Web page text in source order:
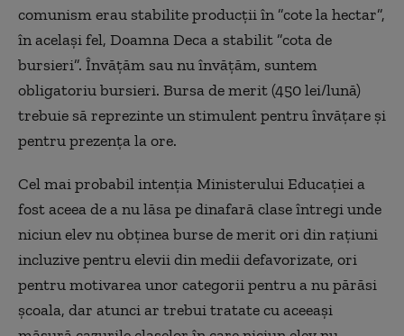
comunism erau stabilite producții în ”cote la hectar”,
în același fel, Doamna Deca a stabilit ”cota de
bursieri”. Învățăm sau nu învățăm, suntem
obligatoriu bursieri. Bursa de merit (450 lei/lună)
trebuie să reprezinte un stimulent pentru învățare și
pentru prezența la ore.
Cel mai probabil intenția Ministerului Educației a
fost aceea de a nu lăsa pe dinafară clase întregi unde
niciun elev nu obținea burse de merit ori din rațiuni
incluzive pentru elevii din medii defavorizate, ori
pentru motivarea unor categorii pentru a nu părăsi
școala, dar atunci ar trebui tratate cu aceeași